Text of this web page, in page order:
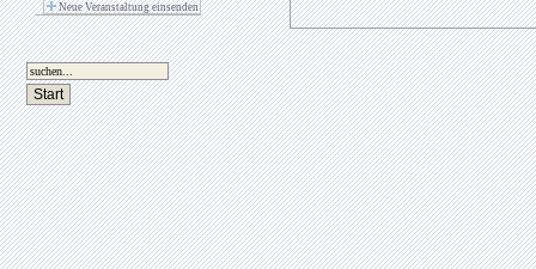
Neue Veranstaltung einsenden